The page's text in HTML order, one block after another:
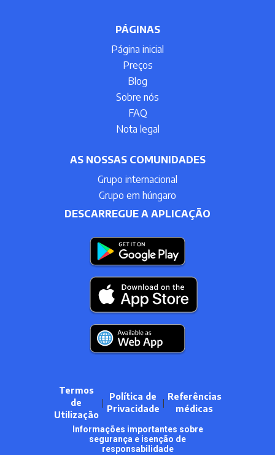
PÁGINAS
Página inicial
Preços
Blog
Sobre nós
FAQ
Nota legal
AS NOSSAS COMUNIDADES
Grupo internacional
Grupo em húngaro
DESCARREGUE A APLICAÇÃO
Termos
de
Utilização
|
Política de
Privacidade
|
Referências
médicas
Informações importantes sobre
segurança e isenção de
responsabilidade